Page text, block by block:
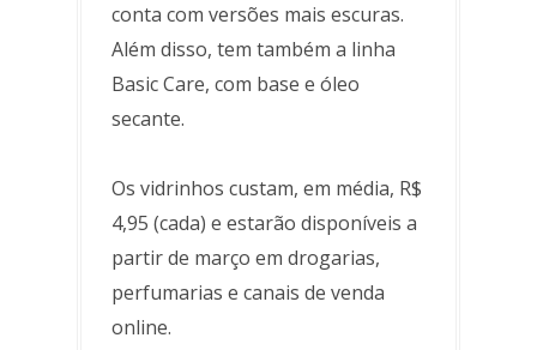
conta com versões mais escuras.
Além disso, tem também a linha
Basic Care, com base e óleo
secante.
Os vidrinhos custam, em média, R$
4,95 (cada) e estarão disponíveis a
partir de março em drogarias,
perfumarias e canais de venda
online.